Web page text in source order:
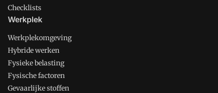
Checklists
Werkplek
Werkplekomgeving
Hybride werken
Fysieke belasting
Fysische factoren
Gevaarlijke stoffen